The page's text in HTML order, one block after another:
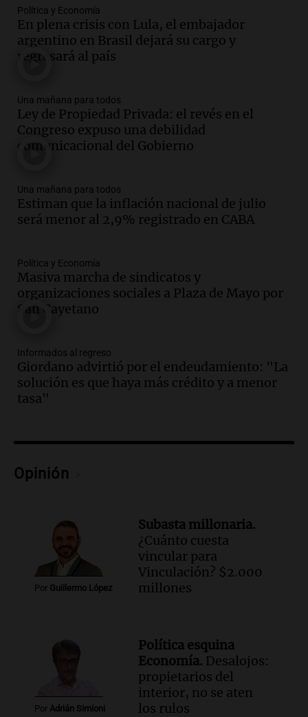
Episodios
Audio.La historia de la servilleta que
firmó Jorge Messi para el primer
contrato de Leo con Barcelona
Audio.Joan Gaspart: "Sin Jorge, no sé si
Messi hubiera llegado adonde llegó"
Una mañana para todos
Audio.El orgullo y el sueño argentino de
Jorge Messi en una entrevista con Rony
Vargas en 2007
Audio.El abuelo de Agostina Vega, tras
las nuevas detenciones: "En esa casa
todos tenían algo que ver"
Audio.Una nutricionista derribó el mito
del desayuno ideal: qué alimentos
conviene priorizar
Audio.
Mateo, a los 25 años, lucha
contra el tiempo: necesita un trasplante
para poder seguir viviend
Una mañana para todos
Episodios
Una mañana para todos
Episodios
Altas Cumbres: rescataron a una
cabra que llevaba ocho días atrapada en
Política y Economía
En plena crisis con Lula, el embajador
argentino en Brasil dejará su cargo y
regresará al país
Una mañana para todos
Ley de Propiedad Privada: el revés en el
Congreso expuso una debilidad
comunicacional del Gobierno
Una mañana para todos
Estiman que la inflación nacional de julio
será menor al 2,9% registrado en CABA
Política y Economía
Masiva marcha de sindicatos y
organizaciones sociales a Plaza de Mayo por
San Cayetano
Informados al regreso
Giordano advirtió por el endeudamiento: "La
solución es que haya más crédito y a menor
tasa"
Opinión
Por Guillermo López
Subasta millonaria.
¿Cuánto cuesta
vincular para
Vinculación? $2.000
millones
Por Adrián Simioni
Política esquina
Economía. Desalojos:
propietarios del
interior, no se aten
los rulos